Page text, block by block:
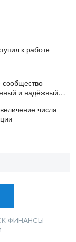
к работе
сообщество
и надёжный
числа
ФИНАНСЫ